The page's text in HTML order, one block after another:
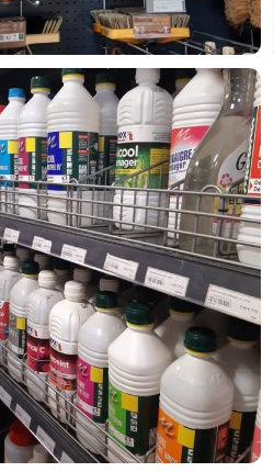
BALAIS
SOLVANTS